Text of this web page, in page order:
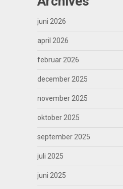
juni 2026
april 2026
februar 2026
december 2025
november 2025
oktober 2025
september 2025
juli 2025
juni 2025